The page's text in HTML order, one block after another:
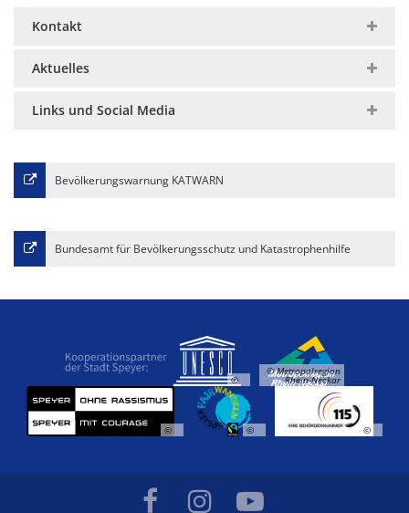
Kontakt
Aktuelles
Links und Social Media
Bevölkerungswarnung KATWARN
Bundesamt für Bevölkerungsschutz und Katastrophenhilfe
©
© Metropolregion
Rhein-Neckar
© © ©